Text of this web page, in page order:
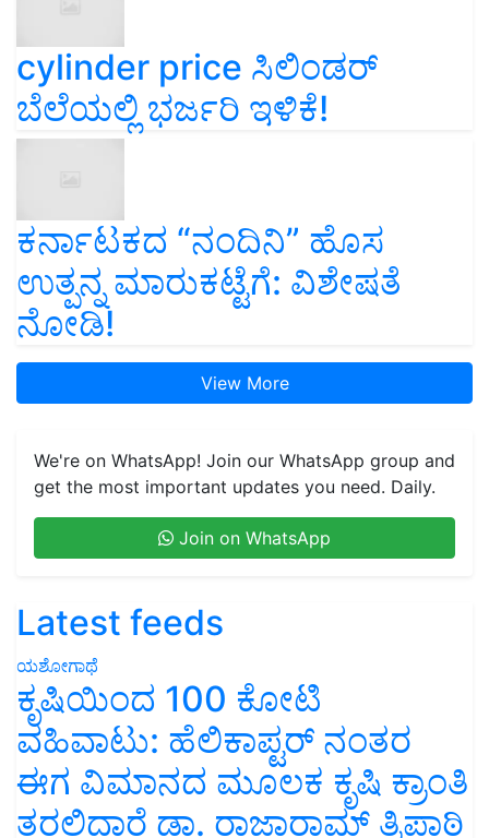
cylinder price ಸಿಲಿಂಡರ್‌
ಬೆಲೆಯಲ್ಲಿ ಭರ್ಜರಿ ಇಳಿಕೆ!
ಕರ್ನಾಟಕದ “ನಂದಿನಿ” ಹೊಸ
ಉತ್ಪನ್ನ ಮಾರುಕಟ್ಟೆಗೆ: ವಿಶೇಷತೆ
ನೋಡಿ!
View More
We're on WhatsApp! Join our WhatsApp group and
get the most important updates you need. Daily.
Join on WhatsApp
Latest feeds
ಯಶೋಗಾಥೆ
ಕೃಷಿಯಿಂದ 100 ಕೋಟಿ
ವಹಿವಾಟು: ಹೆಲಿಕಾಪ್ಟರ್ ನಂತರ
ಈಗ ವಿಮಾನದ ಮೂಲಕ ಕೃಷಿ ಕ್ರಾಂತಿ
ತರಲಿದ್ದಾರೆ ಡಾ. ರಾಜಾರಾಮ್ ತ್ರಿಪಾಠಿ